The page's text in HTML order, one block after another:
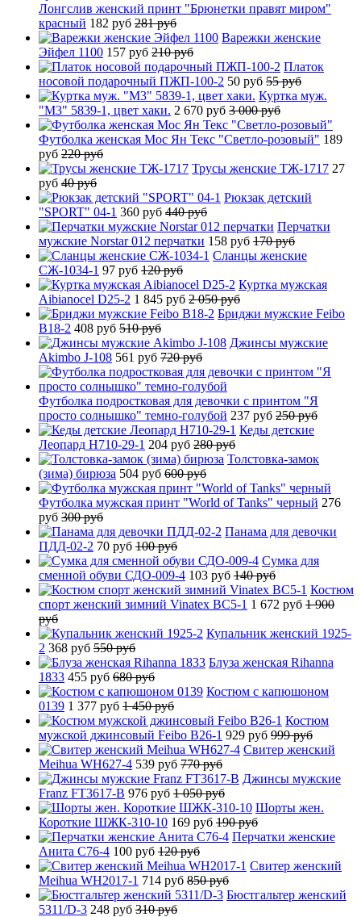
Лонгслив женский принт "Брюнетки правят миром"
красный 182 руб 281 руб
Варежки женские
Эйфел 1100 157 руб 210 руб
Платок
носовой подарочный ПЖП-100-2 50 руб 55 руб
Куртка муж.
"М3" 5839-1, цвет хаки. 2 670 руб 3 000 руб
Футболка женская Мос Ян Текс "Светло-розовый" 189
руб 220 руб
Трусы женские ТЖ-1717 27
руб 40 руб
Рюкзак детский
"SPORT" 04-1 360 руб 440 руб
Перчатки
мужские Norstar 012 перчатки 158 руб 170 руб
Сланцы женские
СЖ-1034-1 97 руб 120 руб
Куртка мужская
Aibianocel D25-2 1 845 руб 2 050 руб
Бриджи мужские Feibo
B18-2 408 руб 510 руб
Джинсы мужские
Akimbo J-108 561 руб 720 руб
Футболка подростковая для девочки с принтом "Я
просто солнышко" темно-голубой 237 руб 250 руб
Кеды детские
Леопард H710-29-1 204 руб 280 руб
Толстовка-замок
(зима) бирюза 504 руб 600 руб
Футболка мужская принт "World of Tanks" черный 276
руб 300 руб
Панама для девочки
ПДД-02-2 70 руб 100 руб
Сумка для
сменной обуви СДО-009-4 103 руб 140 руб
Костюм
спорт женский зимний Vinatex BC5-1 1 672 руб 1 900
руб
Купальник женский 1925-
2 368 руб 550 руб
Блуза женская Rihanna
1833 455 руб 680 руб
Костюм с капюшоном
0139 1 377 руб 1 450 руб
Костюм
мужской джинсовый Feibo B26-1 929 руб 999 руб
Свитер женский
Meihua WH627-4 539 руб 770 руб
Джинсы мужские
Franz FT3617-B 976 руб 1 050 руб
Шорты жен.
Короткие ШЖК-310-10 169 руб 190 руб
Перчатки женские
Анита C76-4 100 руб 120 руб
Свитер женский
Meihua WH2017-1 714 руб 850 руб
Бюстгальтер женский
5311/D-3 248 руб 310 руб